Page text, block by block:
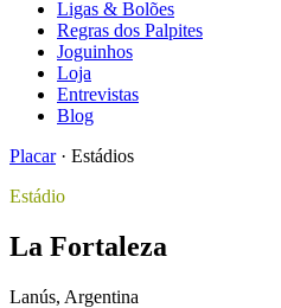
Ligas & Bolões
Regras dos Palpites
Joguinhos
Loja
Entrevistas
Blog
Placar · Estádios
Estádio
La Fortaleza
Lanús, Argentina